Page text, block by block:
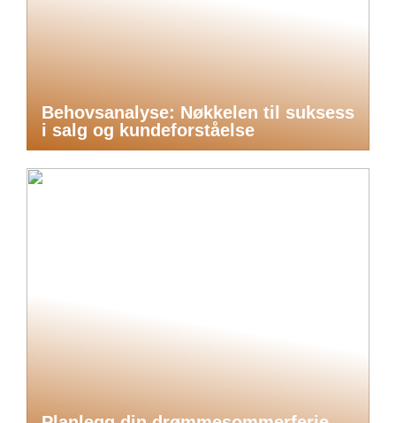
Behovsanalyse: Nøkkelen til suksess
i salg og kundeforståelse